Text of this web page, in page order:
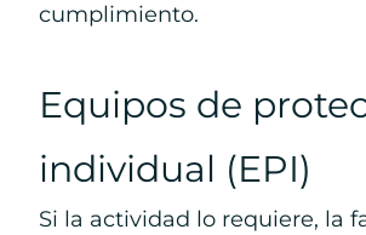
cumplimiento.
Equipos de
individual (EPI)
Si la actividad lo requiere, la